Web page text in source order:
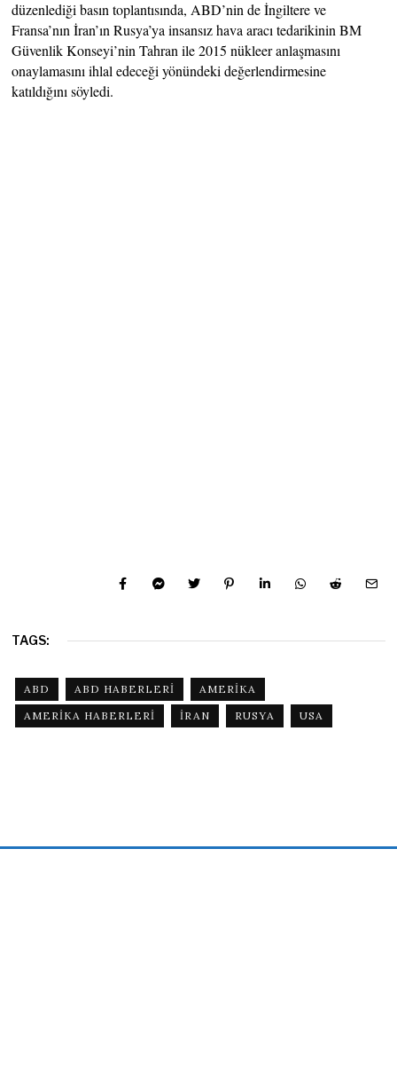
düzenlediği basın toplantısında, ABD’nin de İngiltere ve
Fransa’nın İran’ın Rusya’ya insansız hava aracı tedarikinin BM
Güvenlik Konseyi’nin Tahran ile 2015 nükleer anlaşmasını
onaylamasını ihlal edeceği yönündeki değerlendirmesine
katıldığını söyledi.
TAGS:
ABD ABD HABERLERI
AMERIKA
AMERIKA HABERLERI
IRAN RUSYA USA